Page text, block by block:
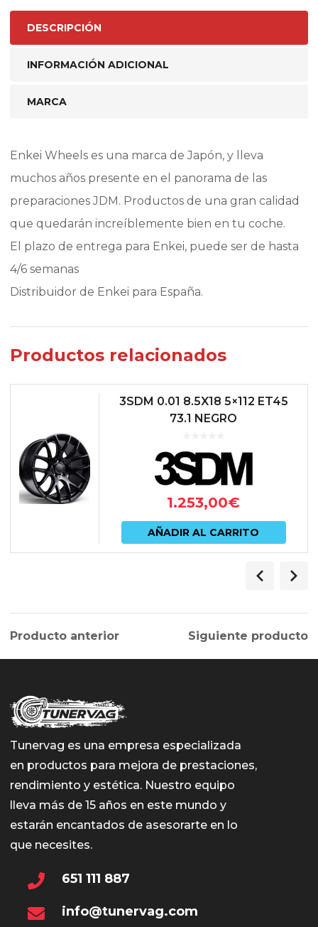
DESCRIPCIÓN
INFORMACIÓN ADICIONAL
MARCA
Enkei Wheels es una marca de Japón, y lleva
muchos años presente en el panorama de las
preparaciones JDM. Productos de una gran calidad
que quedarán increíblemente bien en tu coche.
El plazo de entrega para Enkei, puede ser de hasta
4/6 semanas
Distribuidor de Enkei para España.
Productos relacionados
3SDM 0.01 8.5X18 5×112 ET45
73.1 NEGRO
1.253,00€
AÑADIR AL CARRITO
Producto anterior Siguiente producto
Tunervag es una empresa especializada
en productos para mejora de prestaciones,
rendimiento y estética. Nuestro equipo
lleva más de 15 años en este mundo y
estarán encantados de asesorarte en lo
que necesites.
651 111 887
info@tunervag.com